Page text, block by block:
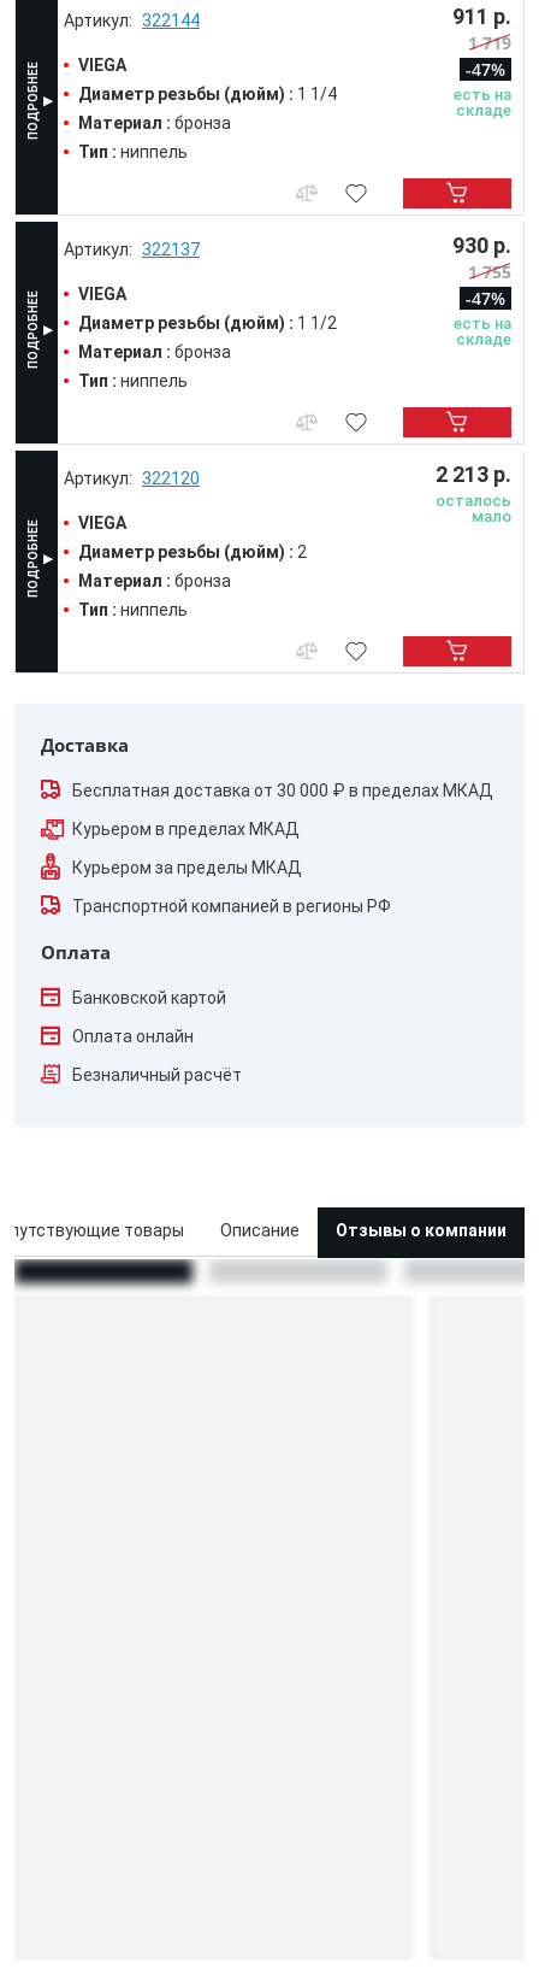
322144
VIEGA
Диаметр резьбы (дюйм) : 1 1/4
Материал : бронза
Тип : ниппель
911 р.
1 719
-47%
есть на
складе
322137
VIEGA
Диаметр резьбы (дюйм) : 1 1/2
Материал : бронза
Тип : ниппель
930 р.
1 755
-47%
есть на
складе
322120
VIEGA
Диаметр резьбы (дюйм) : 2
Материал : бронза
Тип : ниппель
2 213 р.
осталось
мало
Доставка
Бесплатная доставка от 30 000 ₽ в пределах МКАД
Курьером в пределах МКАД
Курьером за пределы МКАД
Транспортной компанией в регионы РФ
Оплата
Банковской картой
Оплата онлайн
Безналичный расчёт
товары Описание Отзывы о компании